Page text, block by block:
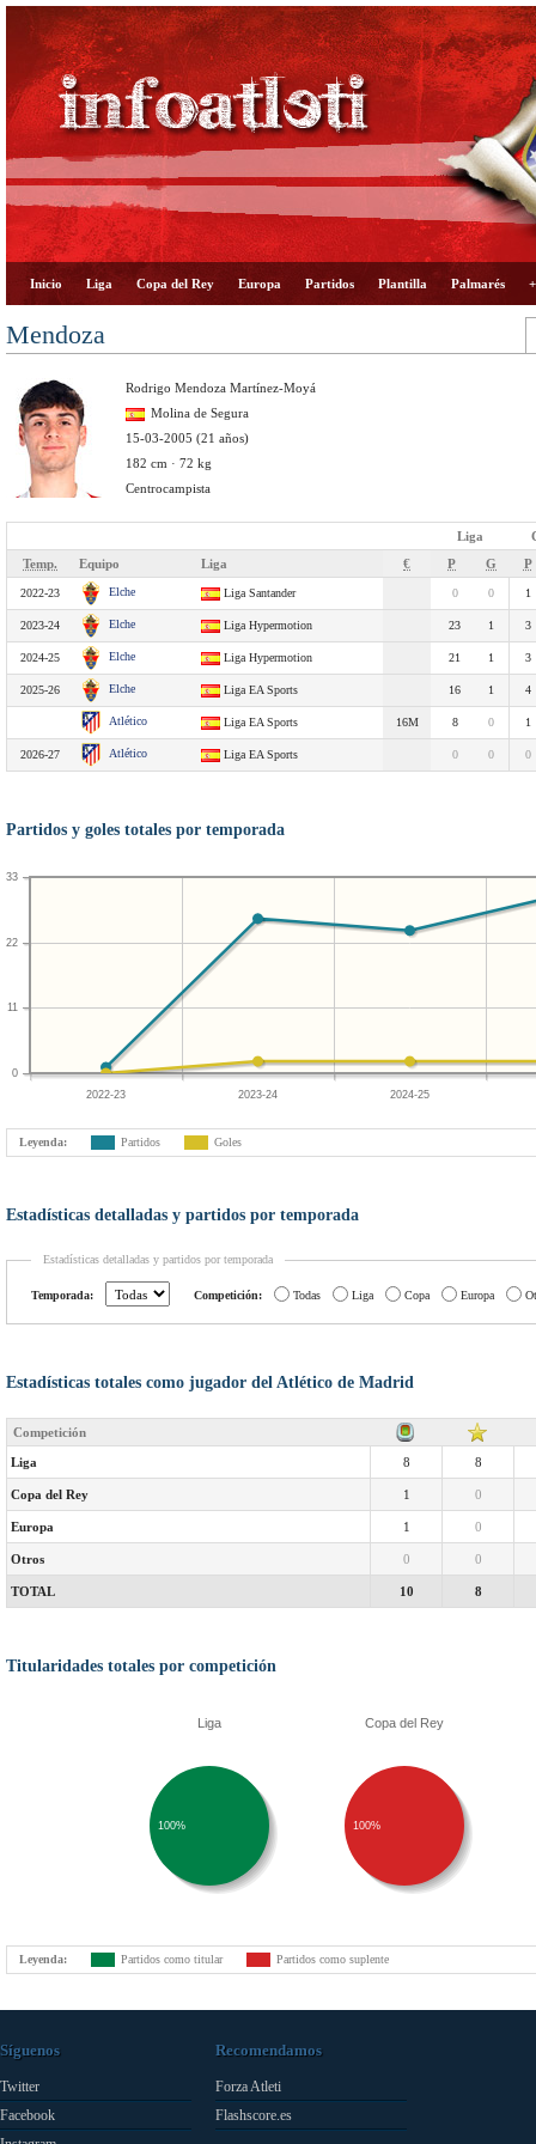
Inicio Liga Copa del Rey Europa Partidos Plantilla Palmarés
Mendoza
Rodrigo Mendoza Martínez-Moyá
Molina de Segura
15-03-2005 (21 años)
182 cm · 72 kg
Centrocampista
Liga
Temp.
Equipo Liga € P G P
2022-23 Elche Liga Santander 0 0 1
2023-24 Elche Liga Hypermotion 23 1 3
2024-25 Elche Liga Hypermotion 21 1 3
2025-26 Elche Liga EA Sports 16 1 4
Atlético Liga EA Sports 16M 8 0 1
2026-27 Atlético Liga EA Sports 0 0 0
Partidos y goles totales por temporada
2022-23 2023-24 2024-25
0
11
22
33
Leyenda: Partidos Goles
Estadísticas detalladas y partidos por temporada
Estadísticas detalladas y partidos por temporada
Temporada: Competición: Todas Liga Copa Europa
Estadísticas totales como jugador del Atlético de Madrid
Competición
Liga 8 8
Copa del Rey 1 0
Europa 1 0
Otros 0 0
TOTAL 10 8
Titularidades totales por competición
Liga
100%
Copa del Rey
100%
Leyenda: Partidos como titular Partidos como suplente
Síguenos
Twitter
Facebook
Recomendamos
Forza Atleti
Flashscore.es